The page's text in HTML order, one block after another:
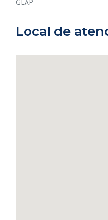
GEAP
Local de